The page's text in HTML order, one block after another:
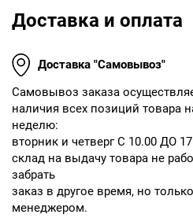
Доставка и оплата
Доставка "Самовывоз"
Cамовывоз заказа
наличия всех позиций товара
неделю:
вторник и четверг С 10.00 ДО
склад на выдачу товара не
забрать
заказ в другое время, но
менеджером.